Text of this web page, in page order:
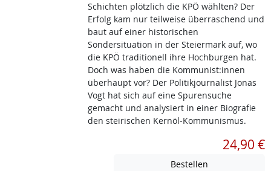
Schichten plötzlich die KPÖ wählten? Der
Erfolg kam nur teilweise überraschend und
baut auf einer historischen
Sondersituation in der Steiermark auf, wo
die KPÖ traditionell ihre Hochburgen hat.
Doch was haben die Kommunist:innen
überhaupt vor? Der Politikjournalist Jonas
Vogt hat sich auf eine Spurensuche
gemacht und analysiert in einer Biografie
den steirischen Kernöl-Kommunismus.
24,90 €